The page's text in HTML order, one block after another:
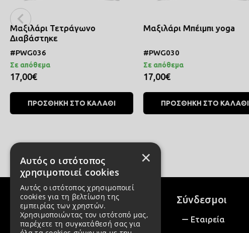
Μαξιλάρι Τετράγωνο
Διαβάστηκε
#PWG036
Σε απόθεμα
17,00€
ΠΡΟΣΘΗΚΗ ΣΤΟ ΚΑΛΑΘΙ
Μαξιλάρι Μπέιμπι yoga
#PWG030
Σε απόθεμα
17,00€
ΠΡΟΣΘΗΚΗ ΣΤΟ ΚΑΛΑΘΙ
Σύνδεσμοι
Εταιρεία
×
Αυτός ο ιστότοπος
χρησιμοποιεί cookies
Αυτός ο ιστότοπος χρησιμοποιεί
cookies για τη βελτίωση της
εμπειρίας των χρηστών.
Χρησιμοποιώντας τον ιστότοπό μας,
παρέχετε τη συγκατάθεσή σας για